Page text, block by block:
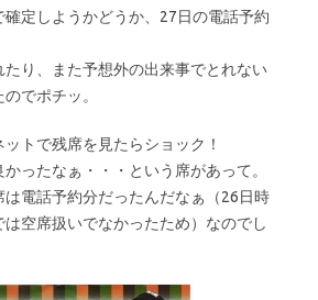
確定しようかどうか、27日の電話予約
り、また予想外の出来事でとれない
でポチッ。
トで残席を見たらショック！
ったなぁ・・・という席があって。
は電話予約分だったんだなぁ（26日時
は空席扱いでなかったため）なのでし